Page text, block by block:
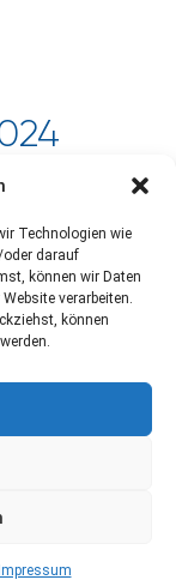
Technologien wie
darauf
können wir Daten
verarbeiten.
können
Impressum